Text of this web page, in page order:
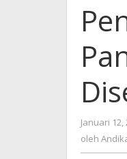
Januari 12,
oleh